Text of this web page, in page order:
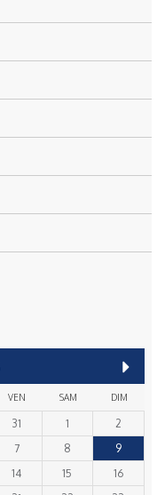
VEN SAM DIM
31 1
2
7 8
9
14 15
16